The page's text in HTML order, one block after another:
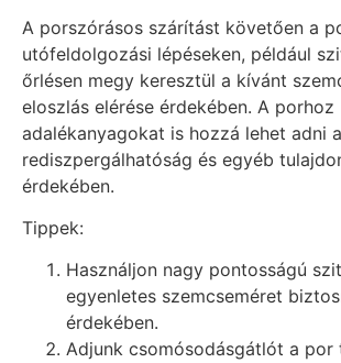
A porszórásos szárítást követően a
utófeldolgozási lépéseken, például
őrlésen megy keresztül a kívánt
eloszlás elérése érdekében. A porhoz
adalékanyagokat is hozzá lehet adni a
rediszpergálhatóság és egyéb
érdekében.
Tippek:
Használjon nagy pontosságú
egyenletes szemcseméret
érdekében.
Adjunk csomósodásgátlót a por